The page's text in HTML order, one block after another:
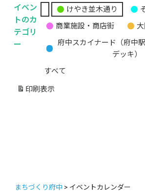
イベン
トのカ
テゴリ
ー
無
題
カ
ゴ
リ
けやき並木通り
商業施設・商店街
府中スカイナード（府中
デッキ）
すべて
印刷 表示
まちづくり府中 > イベントカレンダー